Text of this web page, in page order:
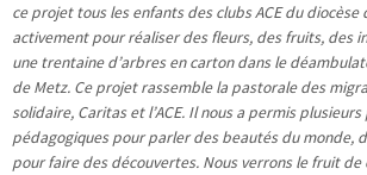
ce projet tous les enfants des clubs ACE du
activement pour réaliser des fleurs, des fruits, des
une trentaine d’arbres en carton dans le
de Metz. Ce projet rassemble la pastorale des
solidaire, Caritas et l’ACE. Il nous a permis
pédagogiques pour parler des beautés du monde,
pour faire des découvertes. Nous verrons le fruit